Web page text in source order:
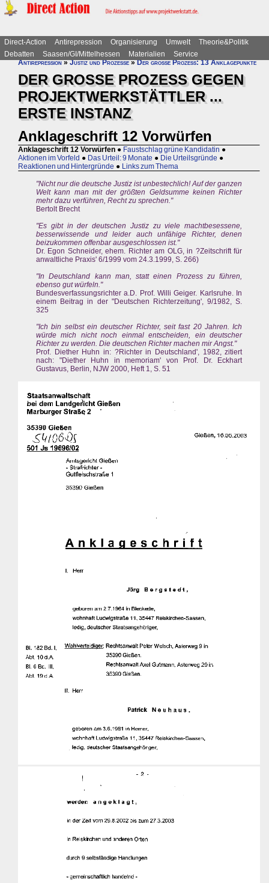
Direct-Action Antirepression Organisierung Umwelt
Theorie&Politik
Debatten
Saasen/GI/Mittelhessen Materialien
Service
Antirepression»Justiz und Prozesse»Der große Prozess: 13 Anklagepunkte
DER GROSSE PROZESS GEGEN
PROJEKTWERKSTÄTTLER ...
ERSTE INSTANZ
Anklageschrift 12 Vorwürfen
Anklageschrift 12 Vorwürfen ● Faustschlag grüne Kandidatin ●
Aktionen im Vorfeld ● Das Urteil: 9 Monate ● Die Urteilsgründe ●
Reaktionen und Hintergründe ● Links zum Thema
"Nicht nur die deutsche Justiz ist unbestechlich! Auf der ganzen
Welt kann man mit der größten Geldsumme keinen Richter
mehr dazu verführen, Recht zu sprechen."
Bertolt Brecht
"Es gibt in der deutschen Justiz zu viele machtbesessene,
besserwissende und leider auch unfähige Richter, denen
beizukommen offenbar ausgeschlossen ist."
Dr. Egon Schneider, ehem. Richter am OLG, in ?Zeitschrift für
anwaltliche Praxis' 6/1999 vom 24.3.1999, S. 266)
"In Deutschland kann man, statt einen Prozess zu führen,
ebenso gut würfeln."
Bundesverfassungsrichter a.D. Prof. Willi Geiger. Karlsruhe. In
einem Beitrag in der "Deutschen Richterzeitung', 9/1982, S.
325
"Ich bin selbst ein deutscher Richter, seit fast 20 Jahren. Ich
würde mich nicht noch einmal entscheiden, ein deutscher
Richter zu werden. Die deutschen Richter machen mir Angst."
Prof. Diether Huhn in: ?Richter in Deutschland', 1982, zitiert
nach: "Diether Huhn in memoriam' von Prof. Dr. Eckhart
Gustavus, Berlin, NJW 2000, Heft 1, S. 51